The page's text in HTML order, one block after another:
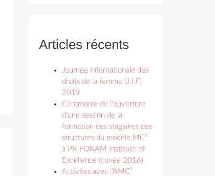
Articles récents
Journée Internationale des
droits de la femme (J.I.F)
2019
Cérémonie de l’ouverture
d’une session de la
formation des stagiaires des
structures du modèle MC²
à PK FOKAM Institute of
Excellence (cuvée 2016)
Activités avec l’AMC²